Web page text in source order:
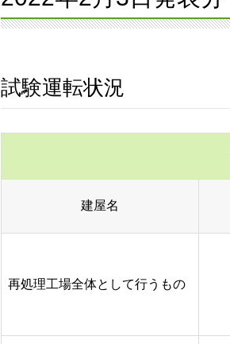
試験運転状況
建屋名
再処理工場全体として行うもの